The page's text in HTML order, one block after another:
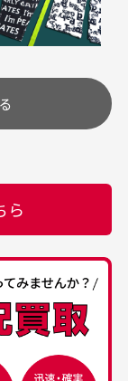
敵な商品を
とうござい
男性
て告知させて
すのでご注意
ざいます。
荷した時点
っておりま
強度低下が
ら